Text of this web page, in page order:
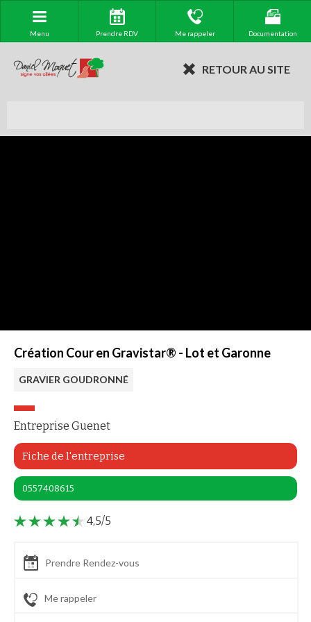
Menu Prendre RDV Me rappeler Documentation
RETOUR AU SITE
Création Cour en Gravistar® - Lot et Garonne
GRAVIER GOUDRONNÉ
Entreprise Guenet
Fiche de l'entreprise
0557408615
4,5/5
Prendre Rendez-vous
Me rappeler